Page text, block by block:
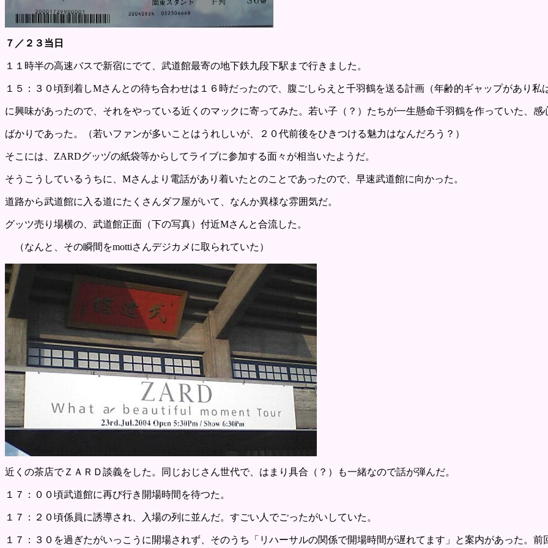
７／２３当日
１１時半の高速バスで新宿にでて、武道館最寄の地下鉄九段下駅まで行きました。
１５：３０頃到着しMさんとの待ち合わせは１６時だったので、腹ごしらえと千羽鶴を送る計画（年齢的ギャップがあり私
に興味があったので、それをやっている近くのマックに寄ってみた。若い子（？）たちが一生懸命千羽鶴を作っていた、感
ばかりであった。（若いファンが多いことはうれしいが、２０代前後をひきつける魅力はなんだろう？）
そこには、ZARDグッヅの紙袋等からしてライブに参加する面々が相当いたようだ。
そうこうしているうちに、Mさんより電話があり着いたとのことであったので、早速武道館に向かった。
道路から武道館に入る道にたくさんダフ屋がいて、なんか異様な雰囲気だ。
グッツ売り場横の、武道館正面（下の写真）付近Mさんと合流した。
（なんと、その瞬間をmottiさんデジカメに取られていた）
近くの茶店でＺＡＲＤ談義をした。同じおじさん世代で、はまり具合（？）も一緒なので話が弾んだ。
１７：００頃武道館に再び行き開場時間を待つた。
１７：２０頃係員に誘導され、入場の列に並んだ。すごい人でごったがいしていた。
１７：３０を過ぎたがいっこうに開場されず、そのうち「リハーサルの関係で開場時間が遅れてます」と案内があった。前